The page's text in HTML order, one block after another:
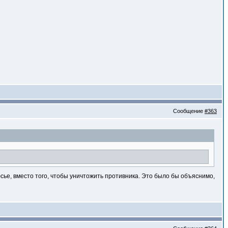
Сообщение #363
вместо того, чтобы уничтожить противника. Это было бы объяснимо,